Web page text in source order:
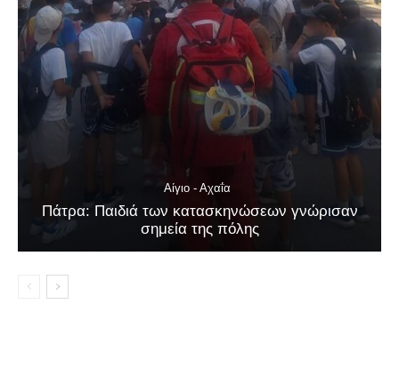
Αίγιο - Αχαΐα
Πάτρα: Παιδιά των κατασκηνώσεων γνώρισαν
σημεία της πόλης